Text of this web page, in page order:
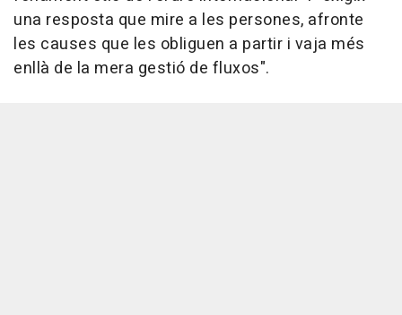
una resposta que mire a les persones, afronte
les causes que les obliguen a partir i vaja més
enllà de la mera gestió de fluxos".